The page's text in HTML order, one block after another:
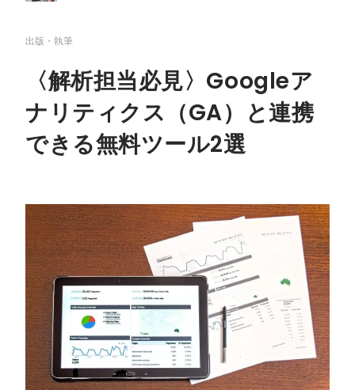
出版・執筆
〈解析担当必見〉Googleア
ナリティクス（GA）と連携
できる無料ツール2選